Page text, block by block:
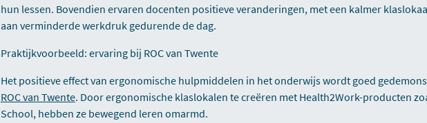
hun lessen. Bovendien ervaren docenten positieve veranderingen, met een kalmer
aan verminderde werkdruk gedurende de dag.
Praktijkvoorbeeld: ervaring bij ROC van Twente
Het positieve effect van ergonomische hulpmiddelen in het onderwijs wordt goed
ROC van Twente. Door ergonomische klaslokalen te creëren met Health2Work-producten
School, hebben ze bewegend leren omarmd.